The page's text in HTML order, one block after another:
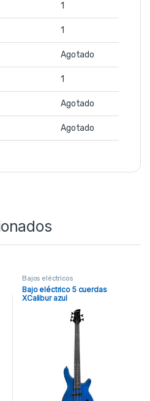
1
1
Agotado
1
Agotado
Agotado
Bajos eléctricos
Bajo eléctrico 5 cuerdas
XCalibur azul